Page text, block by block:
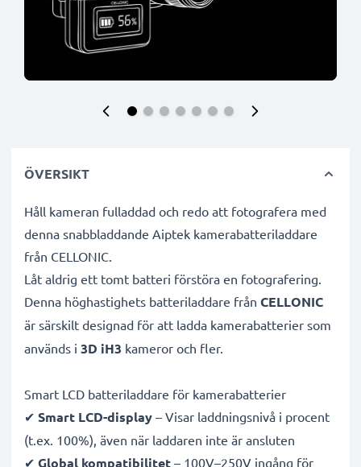
ÖVERSIKT
Håll kameran fulladdad och redo att fotografera med
denna snabbladdande Aiptek kamerabatteriladdare
från CELLONIC.
Låt aldrig ett tomt batteri förstöra en fotografering.
Denna höghastighets batteriladdare från CELLONIC
är särskilt designad för att ladda kamerabatterier som
används i 3D iH3 kameror och fler.
Smart LCD batteriladdare för kamerabatterier
✔ Smart LCD-display – Visar laddningsnivå i procent
(t.ex. 100%), även när laddaren inte är ansluten
✔ Global kompatibilitet – 100V–250V ingång för